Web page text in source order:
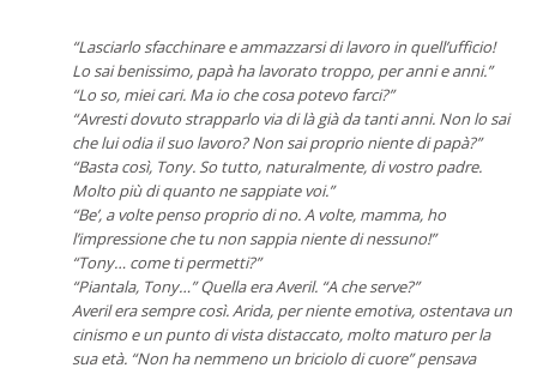
“Lasciarlo sfacchinare e ammazzarsi di lavoro in quell’ufficio!
Lo sai benissimo, papà ha lavorato troppo, per anni e anni.”
“Lo so, miei cari. Ma io che cosa potevo farci?”
“Avresti dovuto strapparlo via di là già da tanti anni. Non lo sai
che lui odia il suo lavoro? Non sai proprio niente di papà?”
“Basta così, Tony. So tutto, naturalmente, di vostro padre.
Molto più di quanto ne sappiate voi.”
“Be’, a volte penso proprio di no. A volte, mamma, ho
l’impressione che tu non sappia niente di nessuno!”
“Tony… come ti permetti?”
“Piantala, Tony…” Quella era Averil. “A che serve?”
Averil era sempre così. Arida, per niente emotiva, ostentava un
cinismo e un punto di vista distaccato, molto maturo per la
sua età. “Non ha nemmeno un briciolo di cuore” pensava